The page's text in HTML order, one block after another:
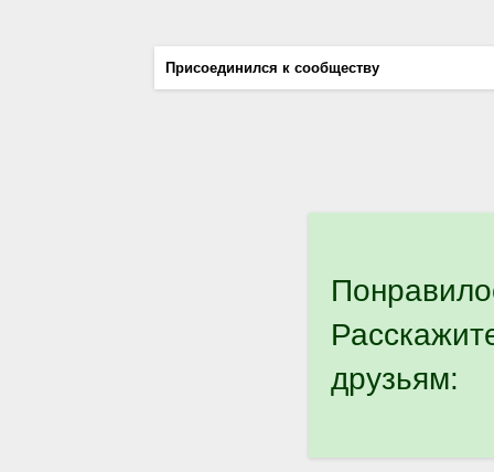
Присоединился к сообществу
друзьям: